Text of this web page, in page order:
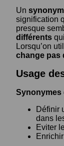
Un
signification
presque
différents qui
Lorsqu’on
change pas
Usage
Synonymes
Définir
dans
Eviter